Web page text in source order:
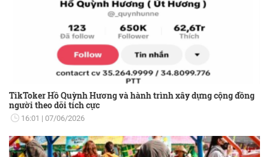
TikToker Hồ Quỳnh Hương và hành trình xây dựng cộng đồng
người theo dõi tích cực
16:01 07/06/2026